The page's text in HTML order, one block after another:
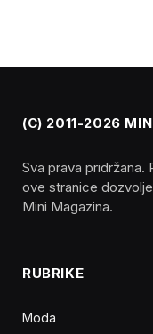
(C) 2011-2026
Sva prava pridržana.
ove stranice
Mini Magazina.
RUBRIKE
Moda